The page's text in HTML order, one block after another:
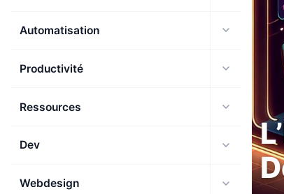
Automatisation
Productivité
Ressources
Dev
Webdesign